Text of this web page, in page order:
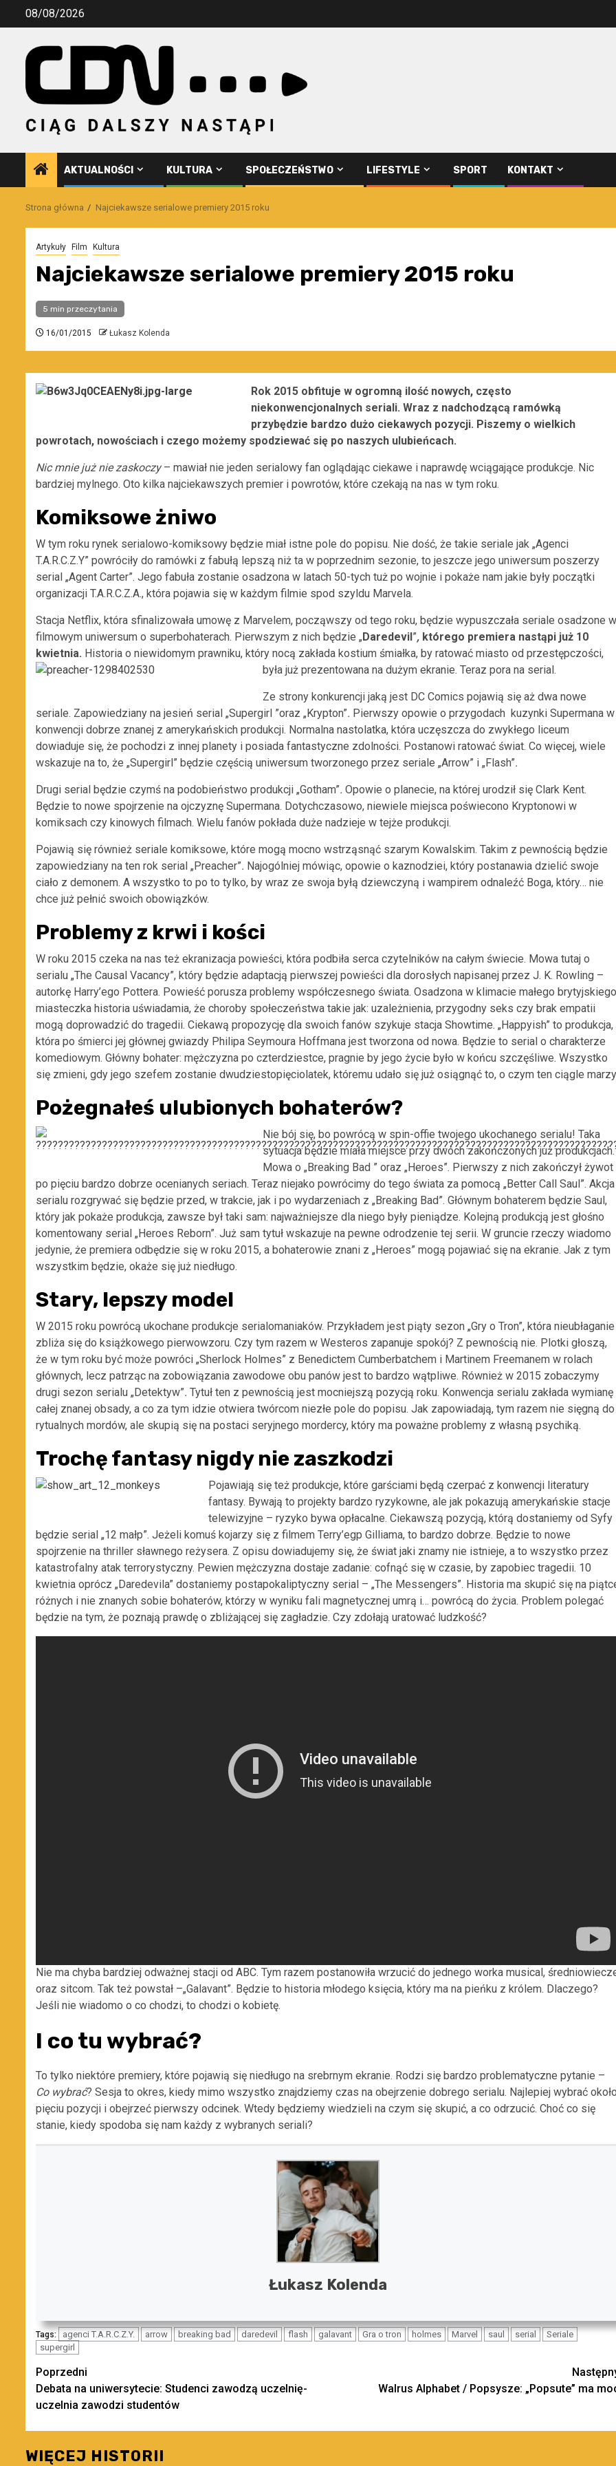
Przejdź08/08/2026
AKTUALNOŚCI KULTURA SPOŁECZEŃSTWO LIFESTYLE SPORT KONTAKT
Strona główna Najciekawsze serialowe premiery 2015 roku
Artykuły Film Kultura
Najciekawsze serialowe premiery 2015 roku
5 min przeczytania
16/01/2015 Łukasz Kolenda
Rok 2015 obfituje w ogromną ilość nowych, często
niekonwencjonalnych seriali. Wraz z nadchodzącą ramówką
przybędzie bardzo dużo ciekawych pozycji. Piszemy o wielkich
powrotach, nowościach i czego możemy spodziewać się po naszych ulubieńcach.
Nic mnie już nie zaskoczy– mawiał nie jeden serialowy fan oglądając ciekawe i naprawdę wciągające produkcje. Nic
bardziej mylnego. Oto kilka najciekawszych premier i powrotów, które czekają na nas w tym roku.
Komiksowe żniwo
W tym roku rynek serialowo-komiksowy będzie miał istne pole do popisu. Nie dość, że takie seriale jak „Agenci
T.A.R.C.Z.Y” powróciły do ramówki z fabułą lepszą niż ta w poprzednim sezonie, to jeszcze jego uniwersum poszerzy
serial „Agent Carter”. Jego fabuła zostanie osadzona w latach 50-tych tuż po wojnie i pokaże nam jakie były początki
organizacji T.A.R.C.Z.A., która pojawia się w każdym filmie spod szyldu Marvela.
Stacja Netflix, która sfinalizowała umowę z Marvelem, począwszy od tego roku, będzie wypuszczała seriale osadzone w
filmowym uniwersum o superbohaterach. Pierwszym z nich będzie „Daredevil”, którego premiera nastąpi już 10
kwietnia. Historia o niewidomym prawniku, który nocą zakłada kostium śmiałka, by ratować miasto od przestępczości,
była już prezentowana na dużym ekranie. Teraz pora na serial.
Ze strony konkurencji jaką jest DC Comics pojawią się aż dwa nowe
seriale. Zapowiedziany na jesień serial „Supergirl ”oraz „Krypton”. Pierwszy opowie o przygodach kuzynki Supermana w
konwencji dobrze znanej z amerykańskich produkcji. Normalna nastolatka, która uczęszcza do zwykłego liceum
dowiaduje się, że pochodzi z innej planety i posiada fantastyczne zdolności. Postanowi ratować świat. Co więcej, wiele
wskazuje na to, że „Supergirl” będzie częścią uniwersum tworzonego przez seriale „Arrow” i „Flash”.
Drugi serial będzie czymś na podobieństwo produkcji „Gotham”. Opowie o planecie, na której urodził się Clark Kent.
Będzie to nowe spojrzenie na ojczyznę Supermana. Dotychczasowo, niewiele miejsca poświecono Kryptonowi w
komiksach czy kinowych filmach. Wielu fanów pokłada duże nadzieje w tejże produkcji.
Pojawią się również seriale komiksowe, które mogą mocno wstrząsnąć szarym Kowalskim. Takim z pewnością będzie
zapowiedziany na ten rok serial „Preacher”. Najogólniej mówiąc, opowie o kaznodziei, który postanawia dzielić swoje
ciało z demonem. A wszystko to po to tylko, by wraz ze swoja byłą dziewczyną i wampirem odnaleźć Boga, który… nie
chce już pełnić swoich obowiązków.
Problemy z krwi i kości
W roku 2015 czeka na nas też ekranizacja powieści, która podbiła serca czytelników na całym świecie. Mowa tutaj o
serialu „The Causal Vacancy”, który będzie adaptacją pierwszej powieści dla dorosłych napisanej przez J. K. Rowling –
autorkę Harry’ego Pottera. Powieść porusza problemy współczesnego świata. Osadzona w klimacie małego brytyjskiego
miasteczka historia uświadamia, że choroby społeczeństwa takie jak: uzależnienia, przygodny seks czy brak empatii
mogą doprowadzić do tragedii. Ciekawą propozycję dla swoich fanów szykuje stacja Showtime. „Happyish” to produkcja,
która po śmierci jej głównej gwiazdy Philipa Seymoura Hoffmana jest tworzona od nowa. Będzie to serial o charakterze
komediowym. Główny bohater: mężczyzna po czterdziestce, pragnie by jego życie było w końcu szczęśliwe. Wszystko
się zmieni, gdy jego szefem zostanie dwudziestopięciolatek, któremu udało się już osiągnąć to, o czym ten ciągle
Pożegnałeś ulubionych bohaterów?
Nie bój się, bo powrócą w spin-offie twojego ukochanego serialu! Taka
sytuacja będzie miała miejsce przy dwóch zakończonych już produkcjach.
Mowa o „Breaking Bad ” oraz „Heroes”. Pierwszy z nich zakończył żywot
po pięciu bardzo dobrze ocenianych seriach. Teraz niejako powrócimy do tego świata za pomocą „Better Call Saul”. Akcja
serialu rozgrywać się będzie przed, w trakcie, jak i po wydarzeniach z „Breaking Bad”. Głównym bohaterem będzie Saul,
który jak pokaże produkcja, zawsze był taki sam: najważniejsze dla niego były pieniądze. Kolejną produkcją jest głośno
komentowany serial „Heroes Reborn”. Już sam tytuł wskazuje na pewne odrodzenie tej serii. W gruncie rzeczy wiadomo
jedynie, że premiera odbędzie się w roku 2015, a bohaterowie znani z „Heroes” mogą pojawiać się na ekranie. Jak z tym
wszystkim będzie, okaże się już niedługo.
Stary, lepszy model
W 2015 roku powrócą ukochane produkcje serialomaniaków. Przykładem jest piąty sezon „Gry o Tron”, która nieubłaganie
zbliża się do książkowego pierwowzoru. Czy tym razem w Westeros zapanuje spokój? Z pewnością nie. Plotki głoszą,
że w tym roku być może powróci „Sherlock Holmes” z Benedictem Cumberbatchem i Martinem Freemanem w rolach
głównych, lecz patrząc na zobowiązania zawodowe obu panów jest to bardzo wątpliwe. Również w 2015 zobaczymy
drugi sezon serialu „Detektyw”. Tytuł ten z pewnością jest mocniejszą pozycją roku. Konwencja serialu zakłada wymianę
całej znanej obsady, a co za tym idzie otwiera twórcom niezłe pole do popisu. Jak zapowiadają, tym razem nie sięgną do
rytualnych mordów, ale skupią się na postaci seryjnego mordercy, który ma poważne problemy z własną psychiką.
Trochę fantasy nigdy nie zaszkodzi
Pojawiają się też produkcje, które garściami będą czerpać z konwencji literatury
fantasy. Bywają to projekty bardzo ryzykowne, ale jak pokazują amerykańskie stacje
telewizyjne – ryzyko bywa opłacalne. Ciekawszą pozycją, którą dostaniemy od Syfy
będzie serial „12 małp”. Jeżeli komuś kojarzy się z filmem Terry’egp Gilliama, to bardzo dobrze. Będzie to nowe
spojrzenie na thriller sławnego reżysera. Z opisu dowiadujemy się, że świat jaki znamy nie istnieje, a to wszystko przez
katastrofalny atak terrorystyczny. Pewien mężczyzna dostaje zadanie: cofnąć się w czasie, by zapobiec tragedii. 10
kwietnia oprócz „Daredevila” dostaniemy postapokaliptyczny serial – „The Messengers”. Historia ma skupić się na
różnych i nie znanych sobie bohaterów, którzy w wyniku fali magnetycznej umrą i… powrócą do życia. Problem polegać
będzie na tym, że poznają prawdę o zbliżającej się zagładzie. Czy zdołają uratować ludzkość?
Nie ma chyba bardziej odważnej stacji od ABC. Tym razem postanowiła wrzucić do jednego worka musical,
oraz sitcom. Tak też powstał –„Galavant”. Będzie to historia młodego księcia, który ma na pieńku z królem. Dlaczego?
Jeśli nie wiadomo o co chodzi, to chodzi o kobietę.
I co tu wybrać?
To tylko niektóre premiery, które pojawią się niedługo na srebrnym ekranie. Rodzi się bardzo problematyczne pytanie –
Co wybrać? Sesja to okres, kiedy mimo wszystko znajdziemy czas na obejrzenie dobrego serialu. Najlepiej wybrać
pięciu pozycji i obejrzeć pierwszy odcinek. Wtedy będziemy wiedzieli na czym się skupić, a co odrzucić. Choć co się
stanie, kiedy spodoba się nam każdy z wybranych seriali?
Łukasz Kolenda
Tags: agenci T.A.R.C.Z.Y. arrow breaking bad daredevil flash galavant Gra o tron holmes Marvel saul serial
Seriale
supergirl
Zobacz
wpisy
Poprzedni
Debata na uniwersytecie: Studenci zawodzą uczelnię-
uczelnia zawodzi studentów
Walrus Alphabet / Popsysze: „Popsute” ma
WIĘCEJ HISTORII